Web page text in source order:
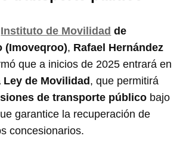
Instituto de Movilidad de
(Imoveqroo), Rafael Hernández
que a inicios de 2025 entrará en
Ley de Movilidad, que permitirá
de transporte público bajo
garantice la recuperación de
concesionarios.